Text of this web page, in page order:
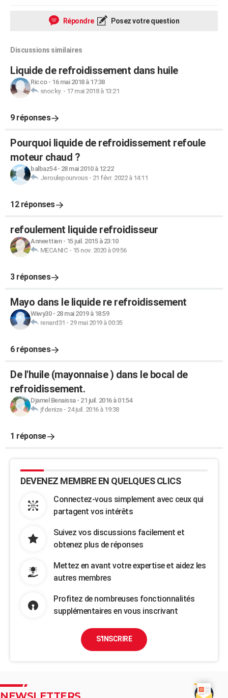
Répondre Posez votre question
Discussions similaires
Liquide de refroidissement dans huile
Ricco- 16 mai 2018 à 17:38
snocky. - 17 mai 2018 à 13:21
9 réponses
Pourquoi liquide de refroidissement refoule
moteur chaud ?
balbaz54- 28 mai 2010 à 12:22
Jeroulepourvous- 21 févr. 2022 à 14:11
12 réponses
refoulement liquide refroidisseur
Anneettien- 15 juil. 2015 à 23:10
MECANIC - 15 nov. 2020 à 09:56
3 réponses
Mayo dans le liquide re refroidissement
Wiwy30- 28 mai 2019 à 18:59
renard31 - 29 mai 2019 à 00:35
6 réponses
De l'huile (mayonnaise ) dans le bocal de
refroidissement.
Djamel Benaissa- 21 juil. 2016 à 01:54
jfdenize- 24 juil. 2016 à 19:38
1 réponse
DEVENEZ MEMBRE EN QUELQUES CLICS
Connectez-vous simplement avec ceux qui
partagent vos intérêts
Suivez vos discussions facilement et
obtenez plus de réponses
Mettez en avant votre expertise et aidez les
autres membres
Profitez de nombreuses fonctionnalités
supplémentaires en vous inscrivant
S'INSCRIRE